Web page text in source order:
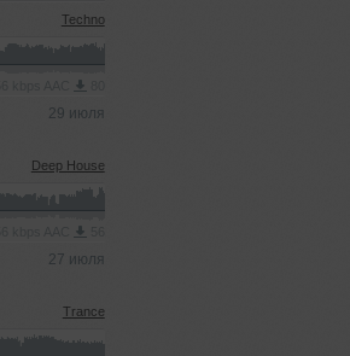
Techno
29 июля
Deep House
27 июля
Trance